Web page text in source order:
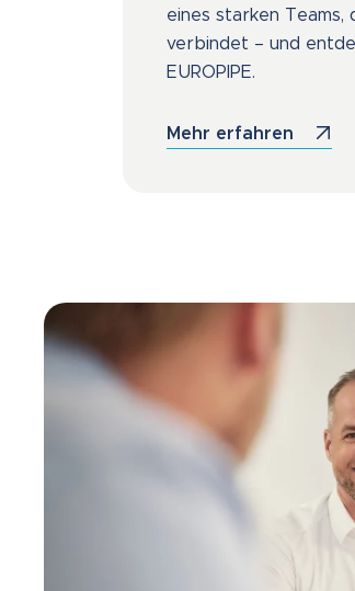
eines starken Teams,
verbindet – und
EUROPIPE.
Mehr erfahren